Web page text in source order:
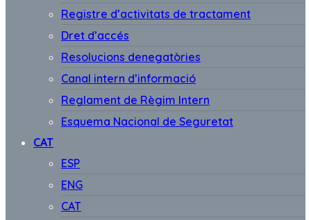
Registre d’activitats de tractament
Dret d’accés
Resolucions denegatòries
Canal intern d’informació
Reglament de Règim Intern
Esquema Nacional de Seguretat
CAT
ESP
ENG
CAT